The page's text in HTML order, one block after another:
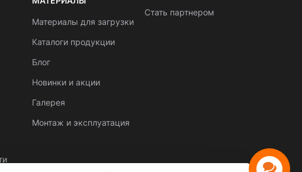
Материалы для загрузки
Каталоги продукции
Блог
Новинки и акции
Галерея
Монтаж и эксплуатация
Стать партнером